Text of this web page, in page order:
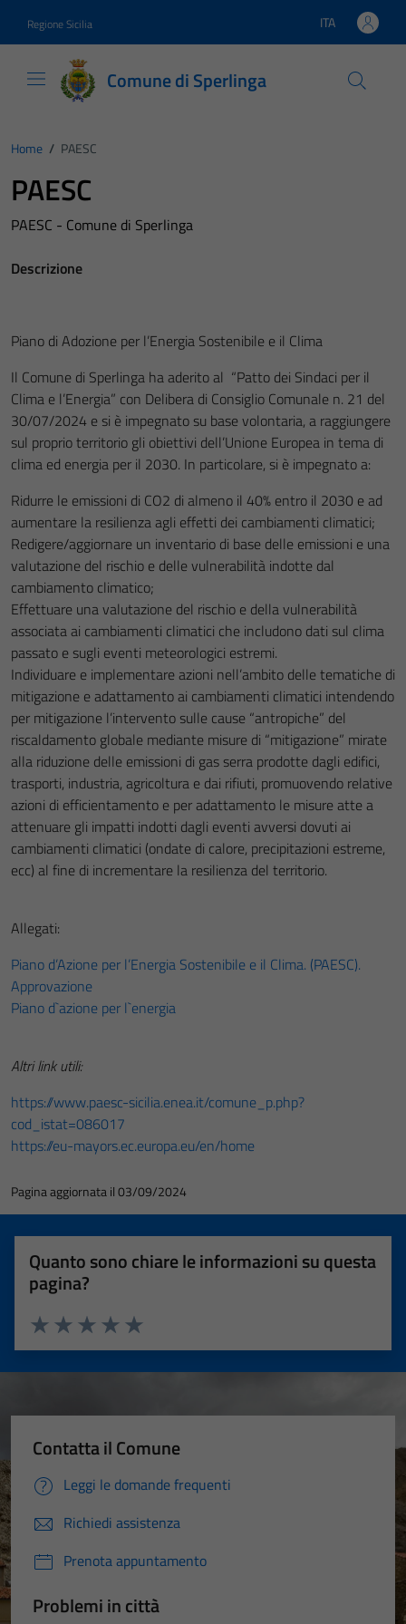
Regione Sicilia Lingua attiva:
ITA
Comune di Sperlinga
Home / PAESC
PAESC
PAESC - Comune di Sperlinga
Descrizione
Piano di Adozione per l’Energia Sostenibile e il Clima
Il Comune di Sperlinga ha aderito al “Patto dei Sindaci per il
Clima e l’Energia” con Delibera di Consiglio Comunale n. 21 del
30/07/2024 e si è impegnato su base volontaria, a raggiungere
sul proprio territorio gli obiettivi dell’Unione Europea in tema di
clima ed energia per il 2030. In particolare, si è impegnato a:
Ridurre le emissioni di CO2 di almeno il 40% entro il 2030 e ad
aumentare la resilienza agli effetti dei cambiamenti climatici;
Redigere/aggiornare un inventario di base delle emissioni e una
valutazione del rischio e delle vulnerabilità indotte dal
cambiamento climatico;
Effettuare una valutazione del rischio e della vulnerabilità
associata ai cambiamenti climatici che includono dati sul clima
passato e sugli eventi meteorologici estremi.
Individuare e implementare azioni nell’ambito delle tematiche di
mitigazione e adattamento ai cambiamenti climatici intendendo
per mitigazione l’intervento sulle cause “antropiche” del
riscaldamento globale mediante misure di “mitigazione” mirate
alla riduzione delle emissioni di gas serra prodotte dagli edifici,
trasporti, industria, agricoltura e dai rifiuti, promuovendo relative
azioni di efficientamento e per adattamento le misure atte a
attenuare gli impatti indotti dagli eventi avversi dovuti ai
cambiamenti climatici (ondate di calore, precipitazioni estreme,
ecc) al fine di incrementare la resilienza del territorio.
Allegati:
Piano d’Azione per l’Energia Sostenibile e il Clima. (PAESC).
Approvazione
Piano d`azione per l`energia
Altri link utili:
https://www.paesc-sicilia.enea.it/comune_p.php?
cod_istat=086017
https://eu-mayors.ec.europa.eu/en/home
Pagina aggiornata il 03/09/2024
Quanto sono chiare le informazioni su questa
pagina?
Valuta 5 stelle su 5
Valuta 4 stelle su 5
Valuta 3 stelle su 5
Valuta 2 stelle su 5
Valuta 1 stelle su 5
Contatta il Comune
Leggi le domande frequenti
Richiedi assistenza
Prenota appuntamento
Problemi in città